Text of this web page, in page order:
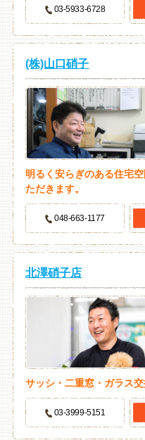
03-5933-6728
(株)山口硝子
明るく安らぎのある住宅
ただきます。
048-663-1177
北澤硝子店
サッシ・二重窓・ガラス
03-3999-5151